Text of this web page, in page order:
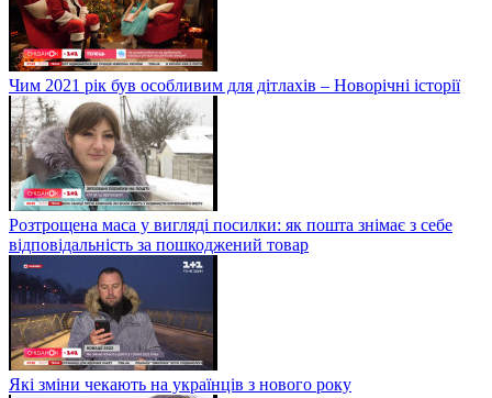
Чим 2021 рік був особливим для дітлахів – Новорічні історії
Розтрощена маса у вигляді посилки: як пошта знімає з себе
відповідальність за пошкоджений товар
Які зміни чекають на українців з нового року